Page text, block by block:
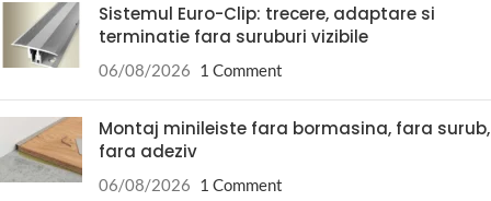
Sistemul Euro-Clip: trecere, adaptare si
terminatie fara suruburi vizibile
06/08/2026 1 Comment
Montaj minileiste fara bormasina, fara surub,
fara adeziv
06/08/2026 1 Comment